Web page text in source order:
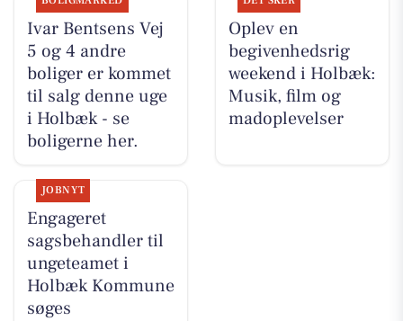
Ivar Bentsens Vej
5 og 4 andre
boliger er kommet
til salg denne uge
i Holbæk - se
boligerne her.
Oplev en
begivenhedsrig
weekend i Holbæk:
Musik, film og
madoplevelser
JOBNYT
Engageret
sagsbehandler til
ungeteamet i
Holbæk Kommune
søges